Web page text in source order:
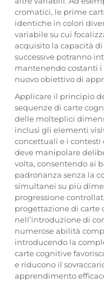
cromatici, le prime
identiche in colori
variabile su cui
acquisito la capacità
successive potranno
mantenendo costanti
nuovo obiettivo di
Applicare il principio
sequenze di carte
delle molteplici
inclusi gli elementi
concettuali e i contesti
deve manipolare
volta, consentendo ai
padronanza senza la
simultanei su più
progressione
progettazione di carte
nell’introduzione di
numerose abilità
introducendo la
carte cognitive
e riducono il
apprendimento